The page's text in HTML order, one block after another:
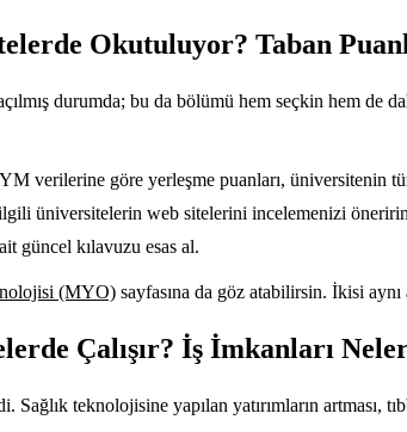
Okutuluyor? Taban
durumda; bu da bölümü hem seçkin hem de
verilerine göre yerleşme puanları, üniversitenin
üniversitelerin web sitelerini incelemenizi
güncel kılavuzu esas al.
(MYO) sayfasına da göz atabilirsin. İkisi
Çalışır? İş İmkanları
teknolojisine yapılan yatırımların artması,